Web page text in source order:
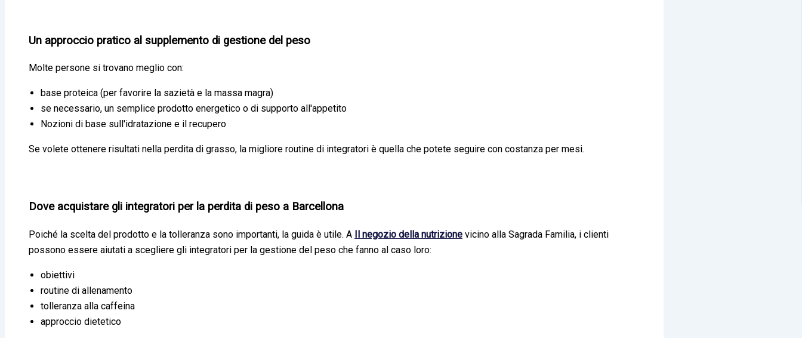
Un approccio pratico al supplemento di gestione del peso
Molte persone si trovano meglio con:
base proteica (per favorire la sazietà e la massa magra)
se necessario, un semplice prodotto energetico o di supporto all'appetito
Nozioni di base sull'idratazione e il recupero
Se volete ottenere risultati nella perdita di grasso, la migliore routine di integratori è quella che potete seguire con costanza per mesi.
Dove acquistare gli integratori per la perdita di peso a Barcellona
Poiché la scelta del prodotto e la tolleranza sono importanti, la guida è utile. A Il negozio della nutrizione vicino alla Sagrada Familia, i clienti
possono essere aiutati a scegliere gli integratori per la gestione del peso che fanno al caso loro:
obiettivi
routine di allenamento
tolleranza alla caffeina
approccio dietetico